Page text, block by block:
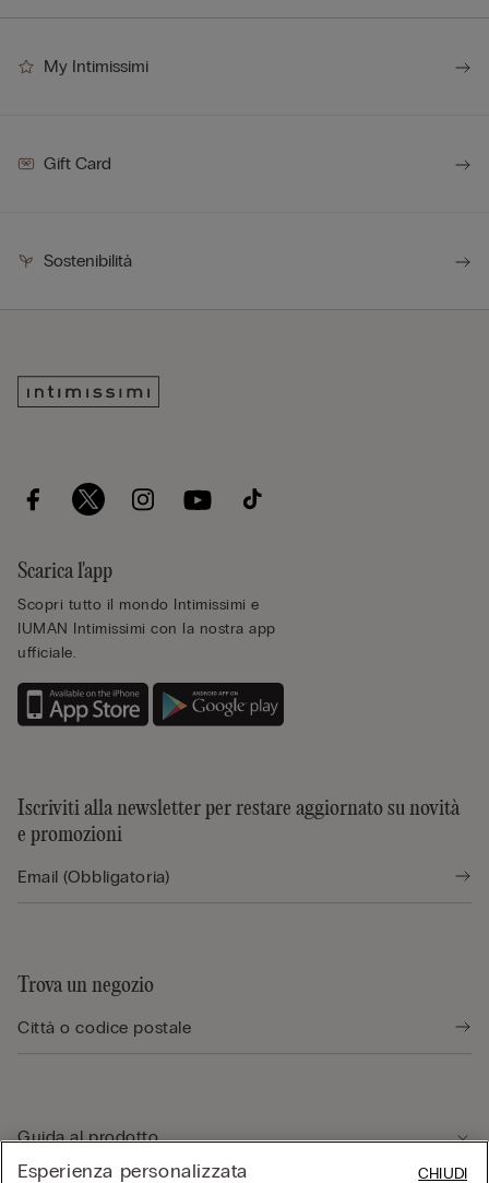
My Intimissimi
Gift Card
Sostenibilità
Scarica l'app
Scopri tutto il mondo Intimissimi e
IUMAN Intimissimi con la nostra app
ufficiale.
Iscriviti alla newsletter per restare aggiornato su novità
e promozioni
Trova un negozio
Guida al prodotto
Esperienza personalizzata CHIUDI